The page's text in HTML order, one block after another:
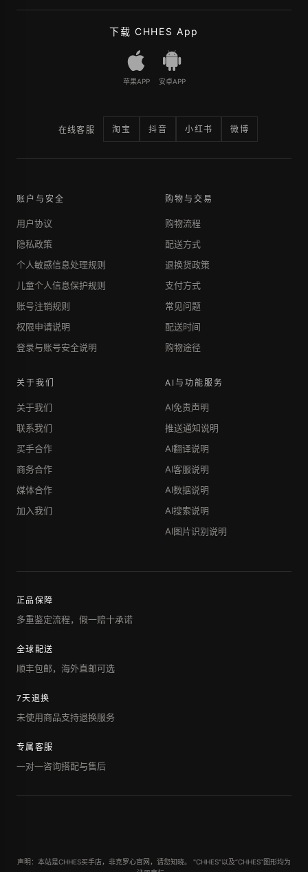
下载 CHHES App
苹果APP 安卓APP
在线客服 淘宝 抖音 小红书 微博
账户与安全
用户协议
隐私政策
个人敏感信息处理规则
儿童个人信息保护规则
账号注销规则
权限申请说明
登录与账号安全说明
购物与交易
购物流程
配送方式
退换货政策
支付方式
常见问题
配送时间
购物途径
关于我们
关于我们
联系我们
买手合作
商务合作
媒体合作
加入我们
AI与功能服务
AI免责声明
推送通知说明
AI翻译说明
AI客服说明
AI数据说明
AI搜索说明
AI图片识别说明
正品保障
多重鉴定流程，假一赔十承诺
全球配送
顺丰包邮，海外直邮可选
7天退换
未使用商品支持退换服务
专属客服
一对一咨询搭配与售后
声明：本站是CHHES买手店，非克罗心官网，请您知晓。 "CHHES"以及“CHHES”图形均为